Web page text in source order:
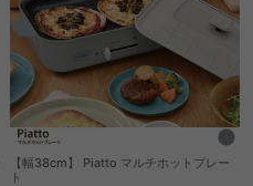
【幅38cm】 Piatto マルチホットプレー
ト